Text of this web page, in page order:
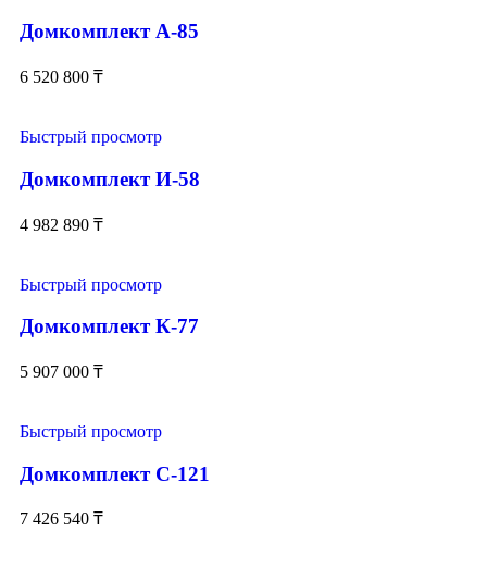
Домкомплект А-85
6 520 800 ₸
Быстрый просмотр
Домкомплект И-58
4 982 890 ₸
Быстрый просмотр
Домкомплект К-77
5 907 000 ₸
Быстрый просмотр
Домкомплект С-121
7 426 540 ₸